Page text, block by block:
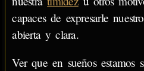
capaces de expresarle
abierta y clara.
Ver que en sueños estamos